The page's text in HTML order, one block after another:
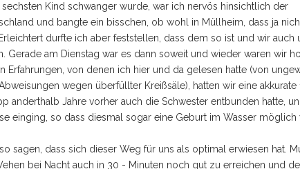
Kind schwanger wurde, war ich nervös hinsichtlich der
und bangte ein bisschen, ob wohl in Müllheim, dass ja
durfte ich aber feststellen, dass dem so ist und wir auch
Gerade am Dienstag war es dann soweit und wieder waren wir
Erfahrungen, von denen ich hier und da gelesen hatte (von
wegen überfüllter Kreißsäle), hatten wir eine akkurate
anderthalb Jahre vorher auch die Schwester entbunden hatte,
einging, so dass diesmal sogar eine Geburt im Wasser möglich
sagen, dass sich dieser Weg für uns als optimal erwiesen hat.
bei Nacht auch in 30 - Minuten noch gut zu erreichen und